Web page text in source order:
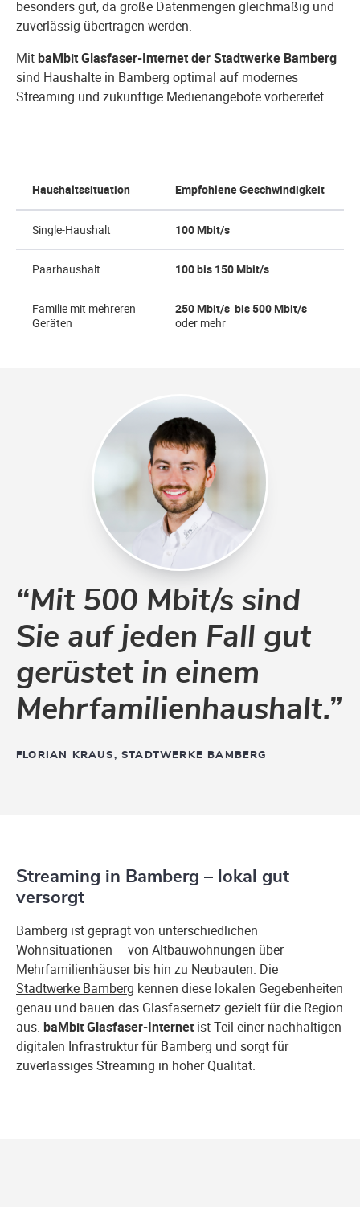
besonders gut, da große Datenmengen gleichmäßig und
zuverlässig übertragen werden.
MitbaMbit Glasfaser-Internet der Stadtwerke Bamberg
sind Haushalte in Bamberg optimal auf modernes
Streaming und zukünftige Medienangebote vorbereitet.
Haushaltssituation Empfohlene Geschwindigkeit
Single-Haushalt 100 Mbit/s
Paarhaushalt 100 bis 150 Mbit/s
Familie mit mehreren
Geräten
250 Mbit/s bis 500 Mbit/s
oder mehr
“Mit 500 Mbit/s sind
Sie auf jeden Fall gut
gerüstet in einem
Mehrfamilienhaushalt.”
FLORIAN KRAUS, STADTWERKE BAMBERG
Streaming in Bamberg – lokal gut
versorgt
Bamberg ist geprägt von unterschiedlichen
Wohnsituationen – von Altbauwohnungen über
Mehrfamilienhäuser bis hin zu Neubauten. Die
Stadtwerke Bamberg kennen diese lokalen Gegebenheiten
genau und bauen das Glasfasernetz gezielt für die Region
aus. baMbit Glasfaser-Internet ist Teil einer nachhaltigen
digitalen Infrastruktur für Bamberg und sorgt für
zuverlässiges Streaming in hoher Qualität.